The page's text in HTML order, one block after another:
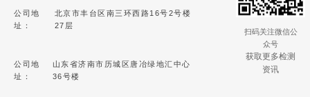
公司地
址：
北京市丰台区南三环西路16号2号楼
27层
公司地
址：
山东省济南市历城区唐冶绿地汇中心
36号楼
扫码关注微信公
众号
获取更多检测
资讯